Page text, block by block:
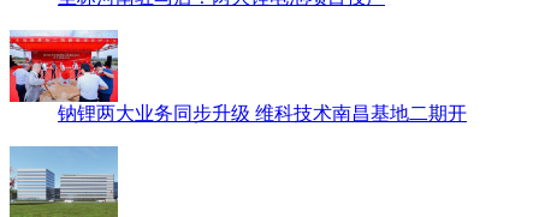
钠锂两大业务同步升级 维科技术南昌基地二期开